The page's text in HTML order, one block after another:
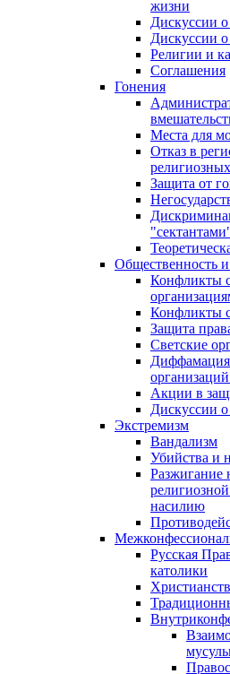
жизни
Дискуссии
Дискуссии
Религии и
Соглашения
Гонения
Места для
Отказ в
Защита от
Общественность
Конфликты
Конфликты
Защита
Светские
Акции в
Дискуссии
Экстремизм
Вандализм
Убийства и
Разжигание
насилию
Русская
католики